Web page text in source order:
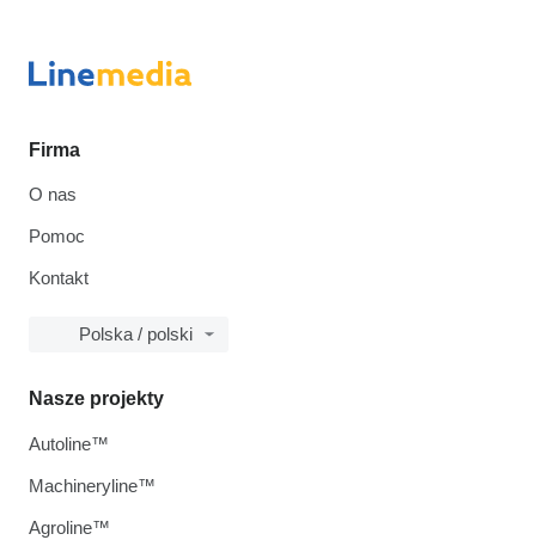
Firma
O nas
Pomoc
Kontakt
Polska / polski
Nasze projekty
Autoline™
Machineryline™
Agroline™